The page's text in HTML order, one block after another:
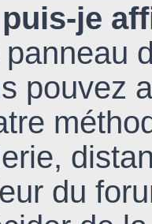
je
pouvez
du